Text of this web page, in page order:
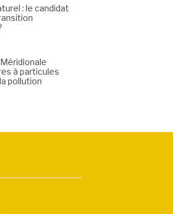
: le candidat
à particules
pollution